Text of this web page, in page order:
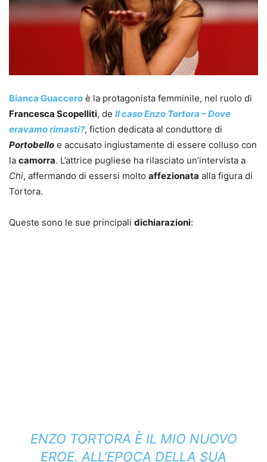
Bianca Guaccero è la protagonista femminile, nel ruolo di
Francesca Scopelliti, de Il caso Enzo Tortora – Dove
eravamo rimasti?, fiction dedicata al conduttore di
Portobello e accusato ingiustamente di essere colluso con
la camorra. L’attrice pugliese ha rilasciato un’intervista a
Chi, affermando di essersi molto affezionata alla figura di
Tortora.
Queste sono le sue principali dichiarazioni:
ENZO TORTORA È IL MIO NUOVO
EROE. ALL’EPOCA DELLA SUA